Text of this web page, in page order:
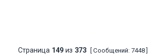
Страница 149 из 373 [ Сообщений: 7448 ]